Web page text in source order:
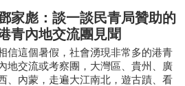
家彪：談一談民青局贊助的
青內地交流團見聞
信這個暑假，社會湧現非常多的港青
地交流或考察團，大灣區、貴州、廣
、內蒙，走遍大江南北，遊古蹟、看